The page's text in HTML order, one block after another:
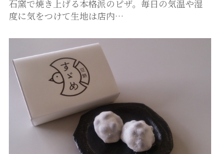
石窯で焼き上げる本格派のピザ。毎日の気温や湿
度に気をつけて生地は店内…